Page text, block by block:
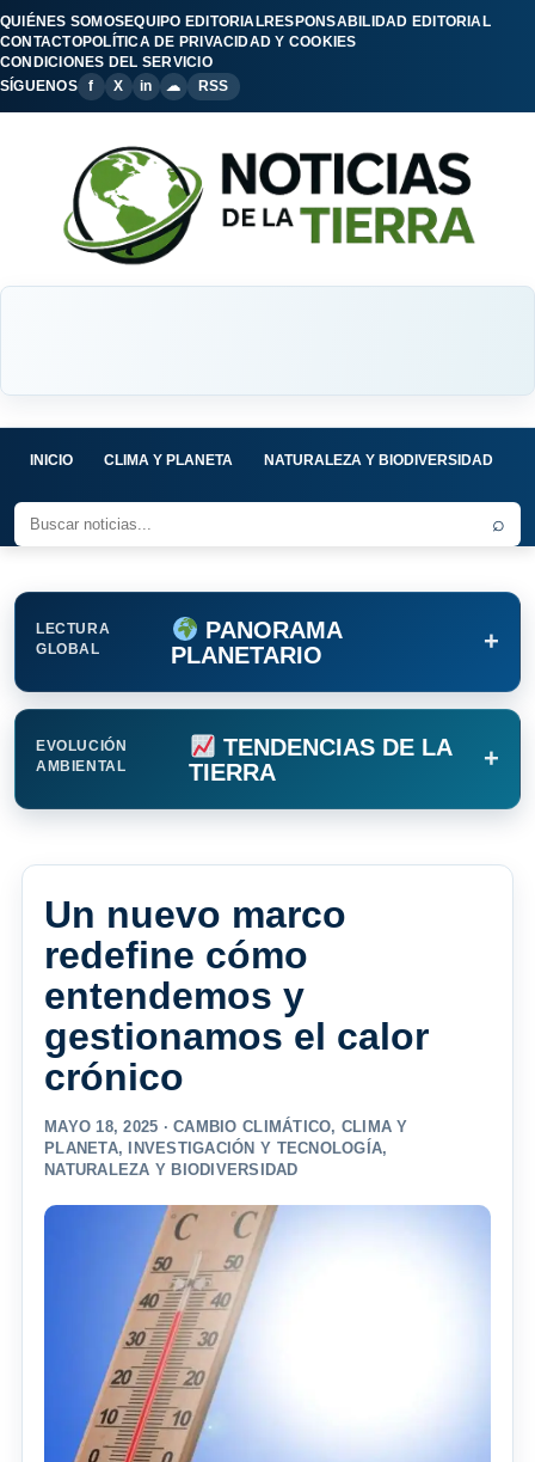
QUIÉNES SOMOSEQUIPO EDITORIALRESPONSABILIDAD EDITORIAL
CONTACTOPOLÍTICA DE PRIVACIDAD Y COOKIES
CONDICIONES DEL SERVICIO
SÍGUENOS
f X in ☁ RSS
INICIO CLIMA Y PLANETA NATURALEZA Y BIODIVERSIDAD
⌕
LECTURA
GLOBAL
PANORAMA
PLANETARIO
+
EVOLUCIÓN
AMBIENTAL
TENDENCIAS DE LA
TIERRA
+
Un nuevo marco
redefine cómo
entendemos y
gestionamos el calor
crónico
MAYO 18, 2025 ·CAMBIO CLIMÁTICO, CLIMA Y
PLANETA, INVESTIGACIÓN Y TECNOLOGÍA,
NATURALEZA Y BIODIVERSIDAD